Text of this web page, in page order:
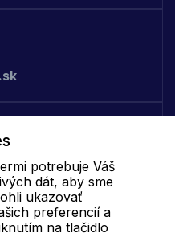
informácie|Spracovanie
potrebuje Váš
dát, aby sme
ukazovať
preferencií a
na tlačidlo